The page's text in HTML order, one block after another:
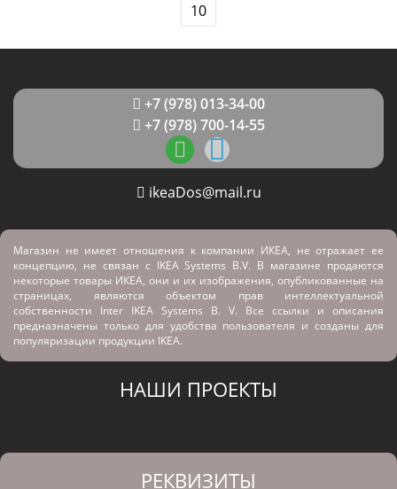
10
+7 (978) 013-34-00
+7 (978) 700-14-55
ikeaDos@mail.ru
Магазин не имеет отношения к компании ИКЕА, не отражает ее
концепцию, не связан с IKEA Systems B.V. В магазине продаются
некоторые товары ИКЕА, они и их изображения, опубликованные на
страницах, являются объектом прав интеллектуальной
собственности Inter IKEA Systems B. V. Все ссылки и описания
предназначены только для удобства пользователя и созданы для
популяризации продукции IKEA.
НАШИ ПРОЕКТЫ
РЕКВИЗИТЫ